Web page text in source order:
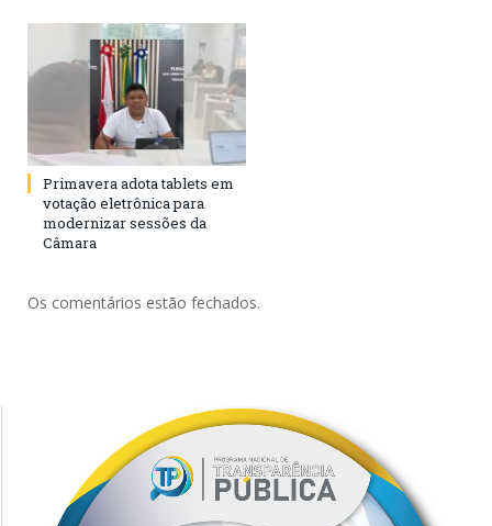
Primavera adota tablets em
votação eletrônica para
modernizar sessões da
Câmara
Os comentários estão fechados.